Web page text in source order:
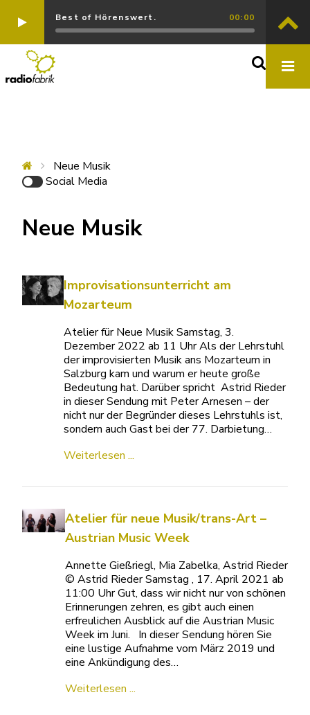
Best of Hörenswert. 00:00
Neue Musik
Social Media
Neue Musik
Improvisationsunterricht am
Mozarteum
Atelier für Neue Musik Samstag, 3.
Dezember 2022 ab 11 Uhr Als der Lehrstuhl
der improvisierten Musik ans Mozarteum in
Salzburg kam und warum er heute große
Bedeutung hat. Darüber spricht Astrid Rieder
in dieser Sendung mit Peter Arnesen – der
nicht nur der Begründer dieses Lehrstuhls ist,
sondern auch Gast bei der 77. Darbietung…
Weiterlesen ...
Atelier für neue Musik/trans-Art –
Austrian Music Week
Annette Gießriegl, Mia Zabelka, Astrid Rieder
© Astrid Rieder Samstag , 17. April 2021 ab
11:00 Uhr Gut, dass wir nicht nur von schönen
Erinnerungen zehren, es gibt auch einen
erfreulichen Ausblick auf die Austrian Music
Week im Juni. In dieser Sendung hören Sie
eine lustige Aufnahme vom März 2019 und
eine Ankündigung des…
Weiterlesen ...